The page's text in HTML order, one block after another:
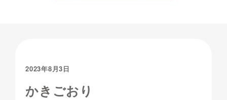
2023年8月3日
かきごおり